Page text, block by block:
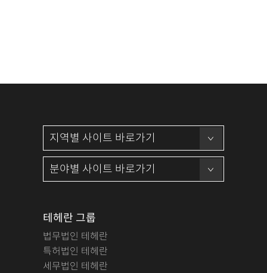
테헤란 그룹
법무법인 테헤란
특허법인 테헤란
세무법인 테헤란